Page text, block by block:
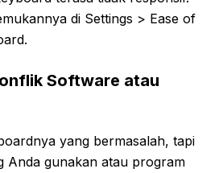
di Settings > Ease of
Software atau
yang bermasalah, tapi
Anda gunakan atau program